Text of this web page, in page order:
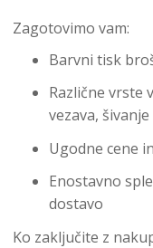
Zagotovimo vam:
Barvni tisk
Različne vrste
vezava, šivanje
Ugodne cene
Enostavno
dostavo
Ko zaključite z